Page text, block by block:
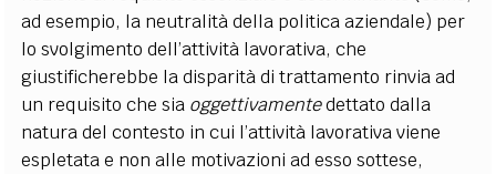
ad esempio, la neutralità della politica aziendale) per
lo svolgimento dell’attività lavorativa, che
giustificherebbe la disparità di trattamento rinvia ad
un requisito che sia oggettivamentedettato dalla
natura del contesto in cui l’attività lavorativa viene
espletata e non alle motivazioni ad esso sottese,